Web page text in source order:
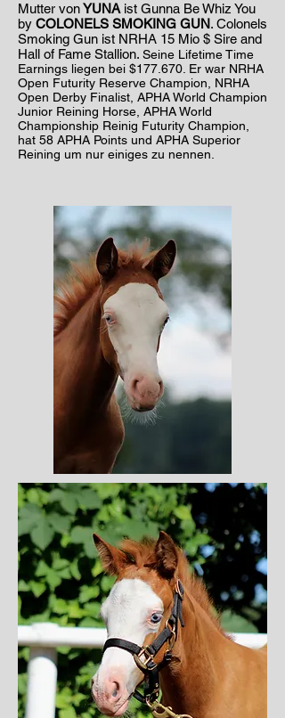
Mutter vonYUNA ist Gunna Be Whiz You
by COLONELS SMOKING GUN. Colonels
Smoking Gun ist NRHA 15 Mio $ Sire and
Hall of Fame Stallion. Seine Lifetime Time
Earnings liegen bei $177.670. Er war NRHA
Open Futurity Reserve Champion, NRHA
Open Derby Finalist, APHA World Champion
Junior Reining Horse, APHA World
Championship Reinig Futurity Champion,
hat 58 APHA Points und APHA Superior
Reining um nur einiges zu nennen.